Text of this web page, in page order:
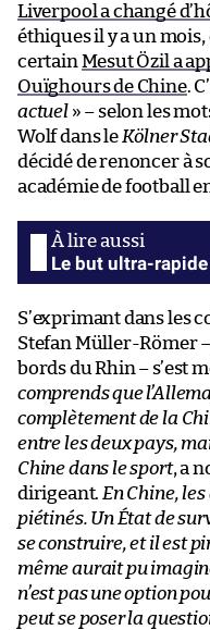
Liverpool a changé
éthiques il y a un
certain Mesut Özil a
Ouïghours de Chine.
actuel» – selon les
Wolf dans le Kölner
décidé de renoncer à
académie de football
Le but ultra-rapide
S’exprimant dans les
Stefan Müller-Römer
bords du Rhin – s’est
comprends que
complètement de la
entre les deux pays,
Chine dans le sport, a
dirigeant. En Chine,
piétinés. Un État de
se construire, et il est
même aurait pu
n’est pas une option
peut se poser la